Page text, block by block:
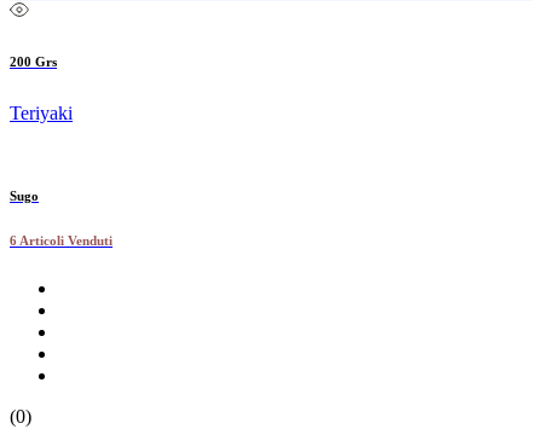
200 Grs
Teriyaki
Sugo
6 Articoli Venduti
(0)